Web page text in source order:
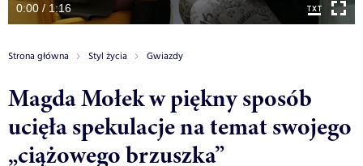
0:00 / 1:16
Strona główna Styl życia Gwiazdy
Magda Mołek w piękny sposób
ucięła spekulacje na temat swojego
„ciążowego brzuszka”